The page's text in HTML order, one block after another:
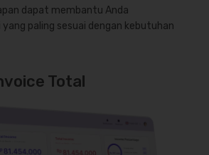
dapat membantu Anda
paling sesuai dengan kebutuhan
Total